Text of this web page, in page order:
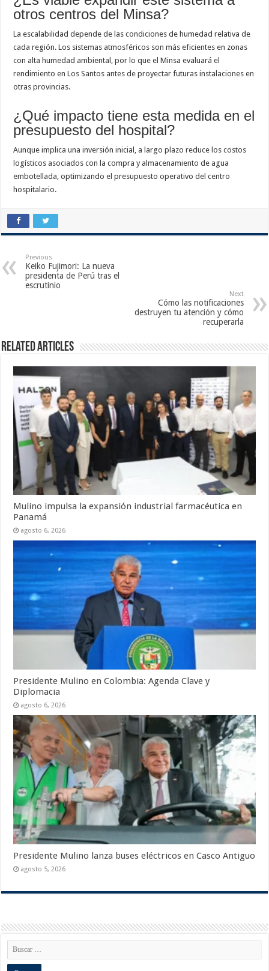
otros centros del Minsa?
La escalabilidad depende de las condiciones de humedad relativa de
cada región. Los sistemas atmosféricos son más eficientes en zonas
con alta humedad ambiental, por lo que el Minsa evaluará el
rendimiento en Los Santos antes de proyectar futuras instalaciones en
otras provincias.
¿Qué impacto tiene esta medida en el
presupuesto del hospital?
Aunque implica una inversión inicial, a largo plazo reduce los costos
logísticos asociados con la compra y almacenamiento de agua
embotellada, optimizando el presupuesto operativo del centro
hospitalario.
Previous
Keiko Fujimori: La nueva
presidenta de Perú tras el
escrutinio
Next
Cómo las notificaciones
destruyen tu atención y cómo
recuperarla
Related Articles
Mulino impulsa la expansión industrial farmacéutica en
Panamá
agosto 6, 2026
Presidente Mulino en Colombia: Agenda Clave y
Diplomacia
agosto 6, 2026
Presidente Mulino lanza buses eléctricos en Casco Antiguo
agosto 5, 2026